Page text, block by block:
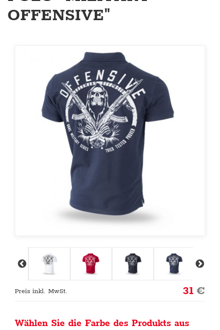
OFFENSIVE"
Preis inkl. MwSt. 31€
Wählen Sie die Farbe des Produkts aus